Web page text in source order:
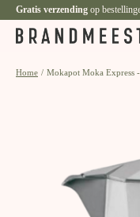
Gratis verzending op
Home / Mokapot Moka Express